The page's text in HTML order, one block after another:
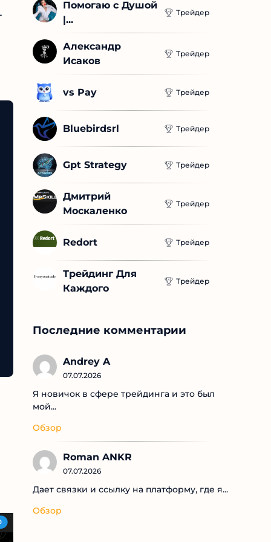
Помогаю с Душой
|...
Трейдер
Александр
Исаков
Трейдер
vs Pay Трейдер
Bluebirdsrl Трейдер
Gpt Strategy Трейдер
Дмитрий
Москаленко
Трейдер
Redort Трейдер
Трейдинг Для
Каждого
Трейдер
Последние комментарии
Andrey A
07.07.2026
Я новичок в сфере трейдинга и это был
мой...
Обзор
Roman ANKR
07.07.2026
Дает связки и ссылку на платформу, где я...
Обзор